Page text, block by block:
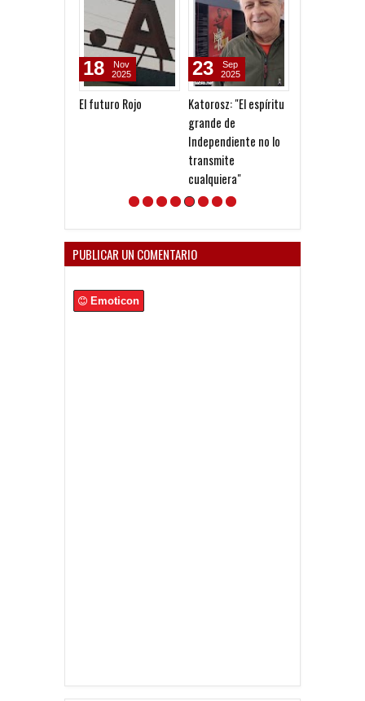
El futuro Rojo
18
Nov
2025
Katorosz: "El espíritu
grande de
Independiente no lo
transmite
cualquiera"
23
Sep
2025
PUBLICAR UN COMENTARIO
Emoticon